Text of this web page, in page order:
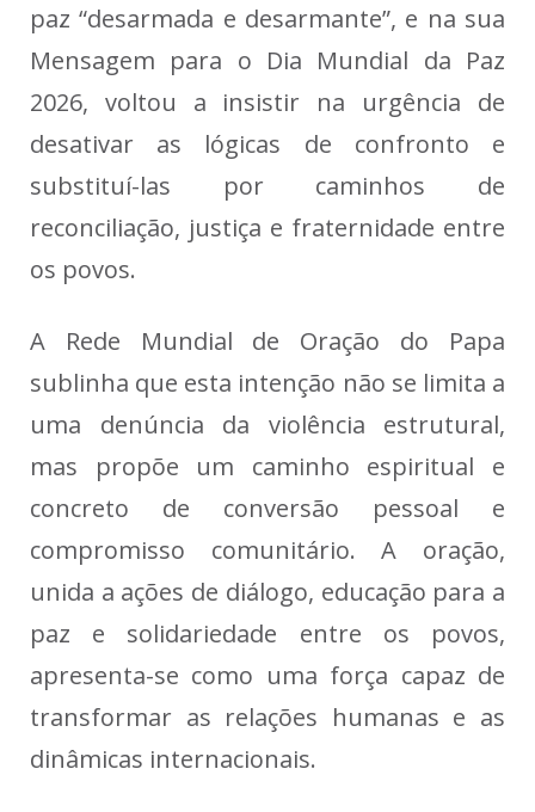
paz “desarmada e desarmante”, e na sua
Mensagem para o Dia Mundial da Paz
2026, voltou a insistir na urgência de
desativar as lógicas de confronto e
substituí-las por caminhos de
reconciliação, justiça e fraternidade entre
os povos.
A Rede Mundial de Oração do Papa
sublinha que esta intenção não se limita a
uma denúncia da violência estrutural,
mas propõe um caminho espiritual e
concreto de conversão pessoal e
compromisso comunitário. A oração,
unida a ações de diálogo, educação para a
paz e solidariedade entre os povos,
apresenta-se como uma força capaz de
transformar as relações humanas e as
dinâmicas internacionais.